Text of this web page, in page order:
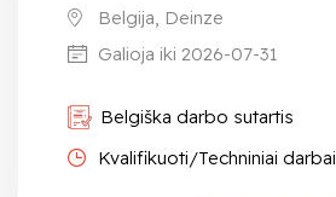
Belgija, Deinze
Galioja iki 2026-07-31
Belgiška darbo sutartis
Kvalifikuoti/Techniniai darbai